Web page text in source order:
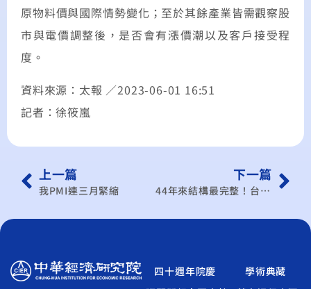
原物料價與國際情勢變化；至於其餘產業皆需觀察股
市與電價調整後，是否會有漲價潮以及客戶接受程
度。
資料來源：太報 ／2023-06-01 16:51
記者：徐筱嵐
上一篇
我PMI連三月緊縮
下一篇
44年來結構最完整！台美21世紀貿易倡議正式簽署 首批協定重點一次看
四十週年院慶
學術典藏